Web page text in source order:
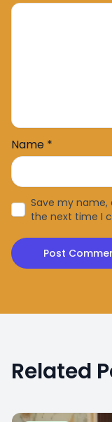
Name *
Save my name,
the next time I
Related